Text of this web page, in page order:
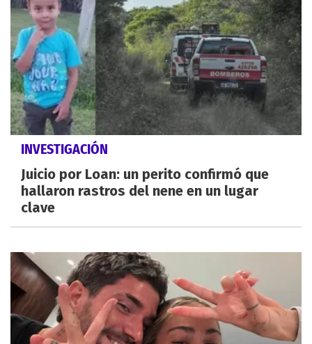
INVESTIGACIÓN
Juicio por Loan: un perito confirmó que
hallaron rastros del nene en un lugar
clave